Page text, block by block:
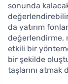
sonunda
da yatırım
değerlendirme,
etkili bir
bir şekilde
taşlarını atmak